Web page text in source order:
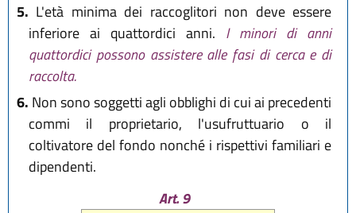
5. L'età minima dei raccoglitori non deve essere
inferiore ai quattordici anni. I minori di anni
quattordici possono assistere alle fasi di cerca e di
raccolta.
6. Non sono soggetti agli obblighi di cui ai precedenti
commi il proprietario, l'usufruttuario o il
coltivatore del fondo nonché i rispettivi familiari e
dipendenti.
Art. 9